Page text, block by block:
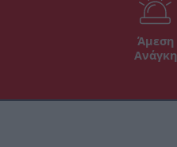
Άμεση
Ανάγκη